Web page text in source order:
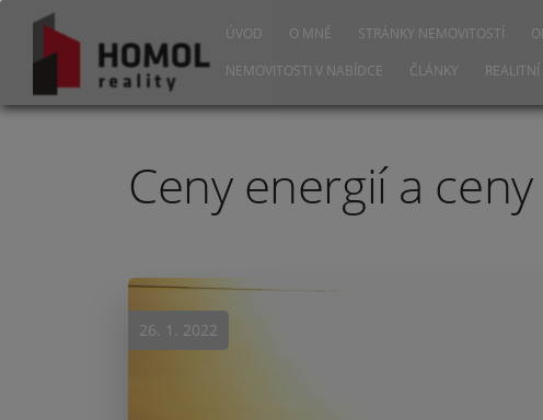
ÚVOD O MNĚ STRÁNKY NEMOVITOSTÍ
NEMOVITOSTI V NABÍDCE
ČLÁNKY REALITNÍ
Ceny energií a
26. 1. 2022